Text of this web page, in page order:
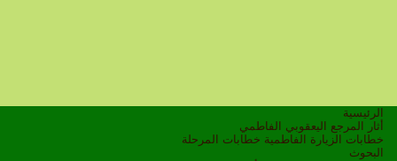
الرئيسية
أثار المرجع اليعقوبي الفاطمي
خطابات الزيارة الفاطمية خطابات المرحلة
البحوث